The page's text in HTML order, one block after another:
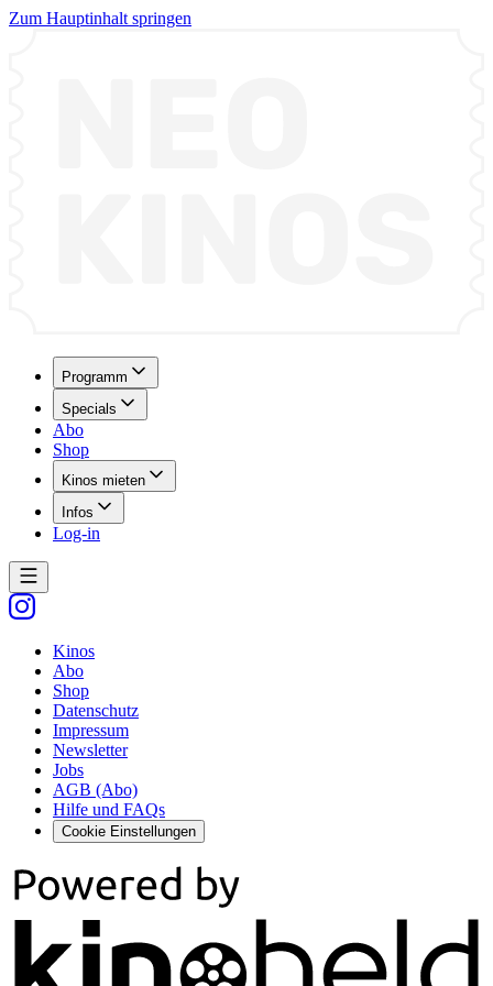
Zum Hauptinhalt springen
Programm
Specials
Abo
Shop
Kinos mieten
Infos
Log-in
Kinos
Abo
Shop
Datenschutz
Impressum
Newsletter
Jobs
AGB (Abo)
Hilfe und FAQs
Cookie Einstellungen